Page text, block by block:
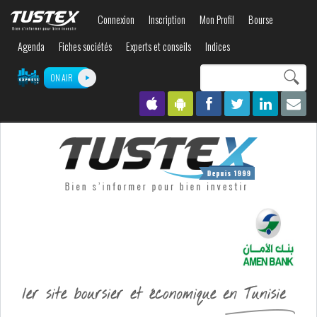
contenu
Connexion Inscription Mon Profil
Bourse
Agenda
Fiches sociétés Experts et conseils Indices
ON AIR
recherche